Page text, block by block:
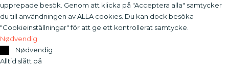
upprepade besök. Genom att klicka på "Acceptera alla" samtycker
du till användningen av ALLA cookies. Du kan dock besöka
"Cookieinställningar" för att ge ett kontrollerat samtycke.
Nødvendig
Nødvendig
Alltid slått på